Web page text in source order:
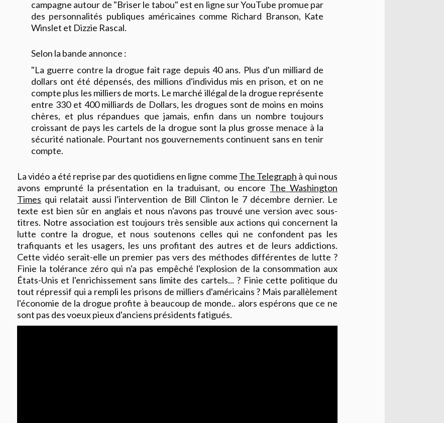
campagne autour de "Briser le tabou" est en ligne sur YouTube promue par
des personnalités publiques américaines comme Richard Branson, Kate
Winslet et Dizzie Rascal.
Selon la bande annonce :
"La guerre contre la drogue fait rage depuis 40 ans. Plus d'un milliard de
dollars ont été dépensés, des millions d'individus mis en prison, et on ne
compte plus les milliers de morts. Le marché illégal de la drogue représente
entre 330 et 400 milliards de Dollars, les drogues sont de moins en moins
chères, et plus répandues que jamais, enfin dans un nombre toujours
croissant de pays les cartels de la drogue sont la plus grosse menace à la
sécurité nationale. Pourtant nos gouvernements continuent sans en tenir
compte.
La vidéo a été reprise par des quotidiens en ligne comme The Telegraph à qui nous
avons emprunté la présentation en la traduisant, ou encore The Washington
Times qui relatait aussi l'intervention de Bill Clinton le 7 décembre dernier. Le
texte est bien sûr en anglais et nous n'avons pas trouvé une version avec sous-
titres. Notre association est toujours très sensible aux actions qui concernent la
lutte contre la drogue, et nous soutenons celles qui ne confondent pas les
trafiquants et les usagers, les uns profitant des autres et de leurs addictions.
Cette vidéo serait-elle un premier pas vers des méthodes différentes de lutte ?
Finie la tolérance zéro qui n'a pas empêché l'explosion de la consommation aux
États-Unis et l'enrichissement sans limite des cartels... ? Finie cette politique du
tout répressif qui a rempli les prisons de milliers d'américains ? Mais parallèlement
l'économie de la drogue profite à beaucoup de monde.. alors espérons que ce ne
sont pas des voeux pieux d'anciens présidents fatigués.